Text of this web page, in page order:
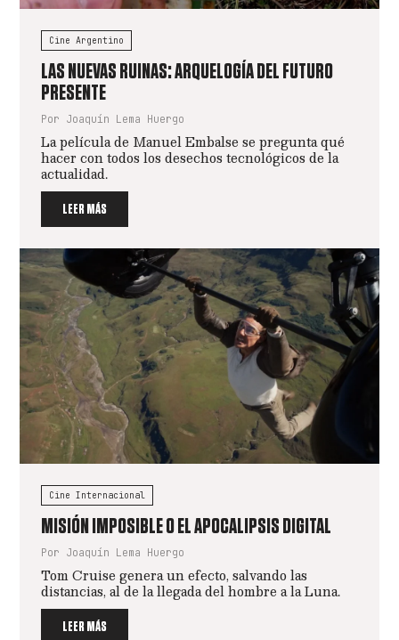
Cine Argentino
LAS NUEVAS RUINAS: ARQUELOGÍA DEL FUTURO
PRESENTE
Por Joaquín Lema Huergo
La película de Manuel Embalse se pregunta qué
hacer con todos los desechos tecnológicos de la
actualidad.
LEER MÁS
Cine Internacional
MISIÓN IMPOSIBLE O EL APOCALIPSIS DIGITAL
Por Joaquín Lema Huergo
Tom Cruise genera un efecto, salvando las
distancias, al de la llegada del hombre a la Luna.
LEER MÁS